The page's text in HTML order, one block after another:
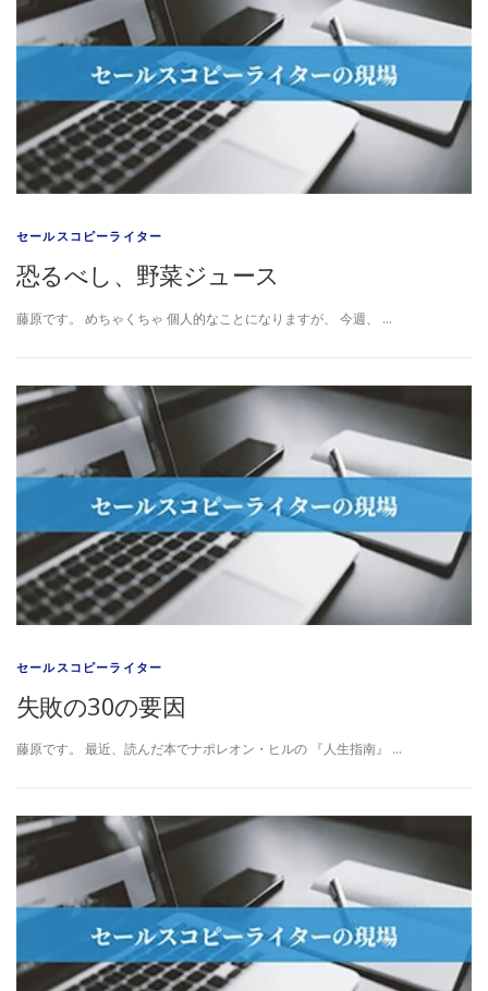
セールスコピーライター
恐るべし、野菜ジュース
藤原です。 めちゃくちゃ 個人的なことになりますが、 今週、 …
セールスコピーライター
失敗の30の要因
藤原です。 最近、読んだ本でナポレオン・ヒルの 『人生指南』 …